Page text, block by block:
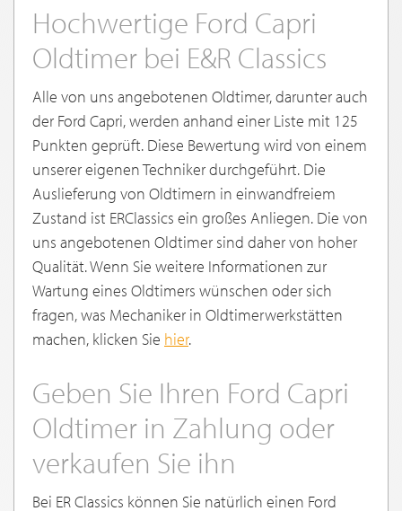
Hochwertige Ford Capri
Oldtimer bei E&R Classics
Alle von uns angebotenen Oldtimer, darunter auch
der Ford Capri, werden anhand einer Liste mit 125
Punkten geprüft. Diese Bewertung wird von einem
unserer eigenen Techniker durchgeführt. Die
Auslieferung von Oldtimern in einwandfreiem
Zustand ist ERClassics ein großes Anliegen. Die von
uns angebotenen Oldtimer sind daher von hoher
Qualität. Wenn Sie weitere Informationen zur
Wartung eines Oldtimers wünschen oder sich
fragen, was Mechaniker in Oldtimerwerkstätten
machen, klicken Sie hier.
Geben Sie Ihren Ford Capri
Oldtimer in Zahlung oder
verkaufen Sie ihn
Bei ER Classics können Sie natürlich einen Ford